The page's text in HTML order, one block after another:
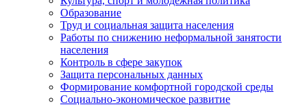
Образование
Труд и социальная защита населения
Работы по снижению неформальной занятости
населения
Контроль в сфере закупок
Защита персональных данных
Формирование комфортной городской среды
Социально-экономическое развитие